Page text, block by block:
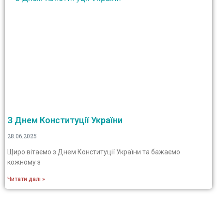
З Днем Конституції України
28.06.2025
Щиро вітаємо з Днем Конституції України та бажаємо
кожному з
Читати далі »